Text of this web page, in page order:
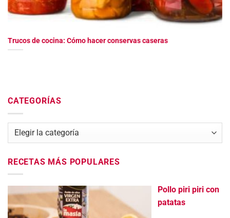
Trucos de cocina: Cómo hacer conservas caseras
CATEGORÍAS
Categorías
RECETAS MÁS POPULARES
Pollo piri piri con
patatas